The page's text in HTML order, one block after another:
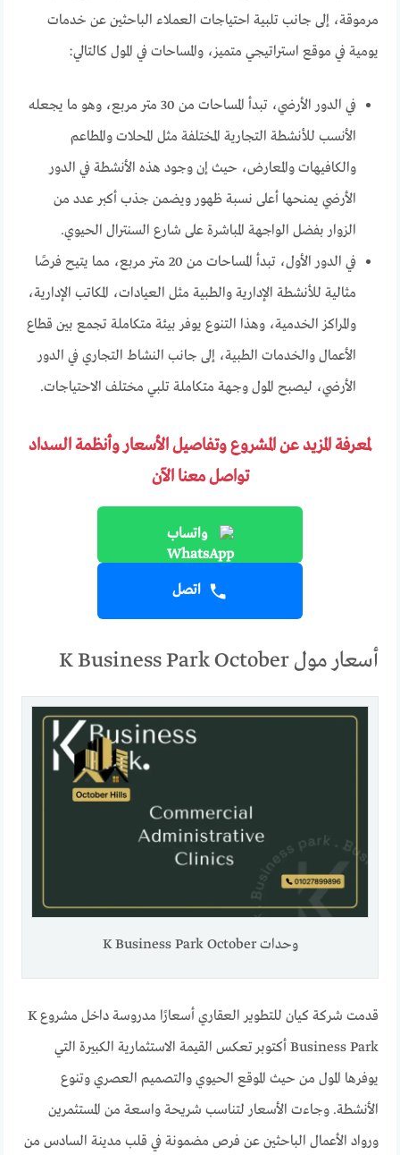
مرموقة، إلى جانب تلبية احتياجات العملاء الباحثين عن خدمات
يومية في موقع استراتيجي متميز، والمساحات في المول كالتالي:
في الدور الأرضي، تبدأ المساحات من 30 متر مربع، وهو ما يجعله
الأنسب للأنشطة التجارية المختلفة مثل المحلات والمطاعم
والكافيهات والمعارض، حيث إن وجود هذه الأنشطة في الدور
الأرضي يمنحها أعلى نسبة ظهور ويضمن جذب أكبر عدد من
الزوار بفضل الواجهة المباشرة على شارع السنترال الحيوي.
في الدور الأول، تبدأ المساحات من 20 متر مربع، مما يتيح فرصًا
مثالية للأنشطة الإدارية والطبية مثل العيادات، المكاتب الإدارية،
والمراكز الخدمية، وهذا التنوع يوفر بيئة متكاملة تجمع بين قطاع
الأعمال والخدمات الطبية، إلى جانب النشاط التجاري في الدور
الأرضي، ليصبح المول وجهة متكاملة تلبي مختلف الاحتياجات.
لمعرفة المزيد عن المشروع وتفاصيل الأسعار وأنظمة السداد
تواصل معنا الآن
واتساب
اتصل
أسعار مول K Business Park October
وحدات K Business Park October
قدمت شركة كيان للتطوير العقاري أسعارًا مدروسة داخل مشروع K
Business Park أكتوبر تعكس القيمة الاستثمارية الكبيرة التي
يوفرها المول من حيث الموقع الحيوي والتصميم العصري وتنوع
الأنشطة. وجاءت الأسعار لتناسب شريحة واسعة من المستثمرين
ورواد الأعمال الباحثين عن فرص مضمونة في قلب مدينة السادس من